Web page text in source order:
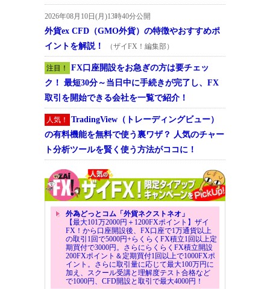
2026年08月10日(月)13時40分公開
外貨ex CFD（GMO外貨）の特徴やおすすめポ
イントを解説！
（ザイFX！編集部）
注目！
FX口座開設をお急ぎの方は要チェッ
ク！ 最短30分～当日中に手続きが完了し、FX
取引を開始できる会社を一覧で紹介！
人気！
TradingView（トレーディングビュー）
の有料機能を無料で使う裏ワザ？ 人気のチャー
ト分析ツールを賢く使う方法がココに！
外為どっとコム「外貨ネクストネオ」
【最大101万2000円＋1200FXポイント】ザイ
FX！から口座開設後、FX口座で1万通貨以上
の取引1回で5000円+らくらくFX積立1回以上定
期買付で3000円。さらにらくらくFX積立開設
200FXポイント＆定期買付1回以上で1000FXポ
イント。さらに取引量に応じて最大100万円に
加え、スクール受講と理解度テスト合格など
で1000円、CFD開設と取引で最大4000円！